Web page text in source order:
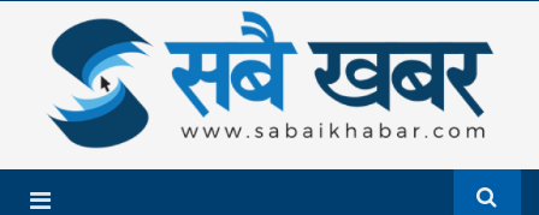
गृहपृष्ठ
समाचार
राजनीति